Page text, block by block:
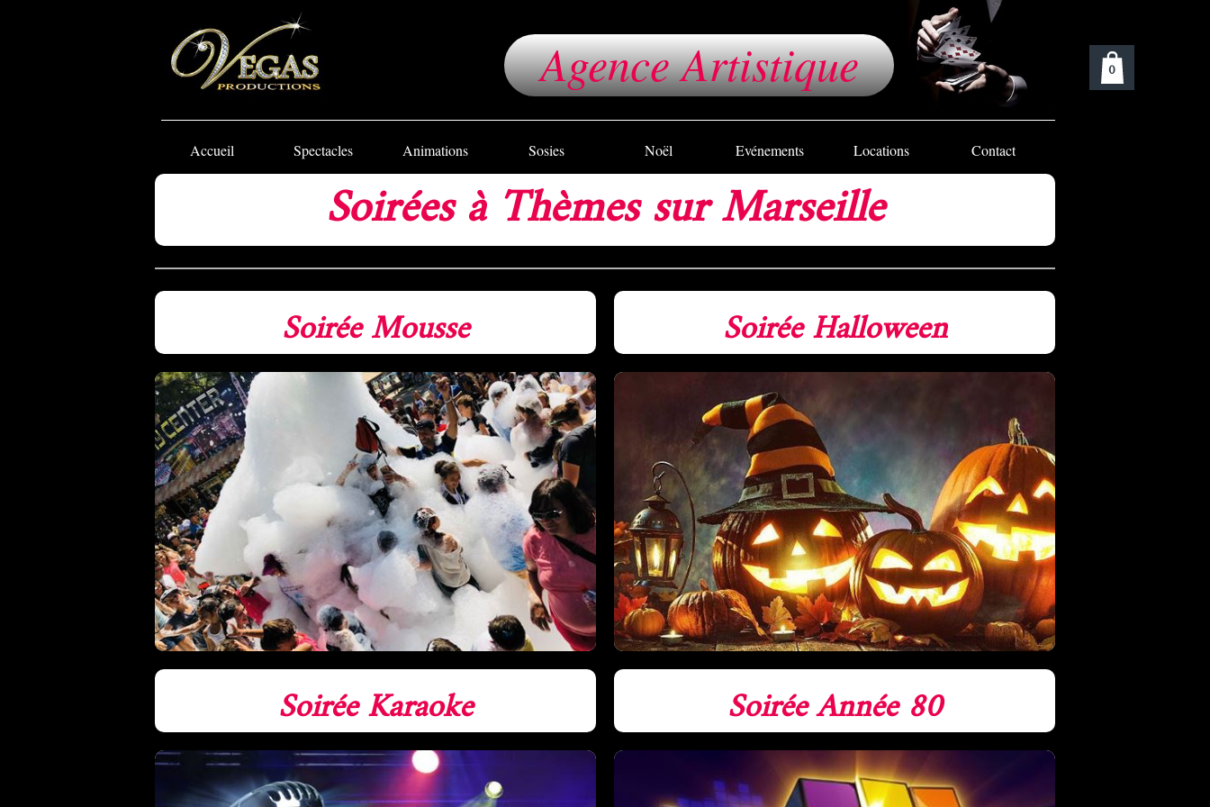
Agence Artistique
Accueil Spectacles Animations Sosies Noël Evénements Locations Contact
Soirées à Thèmes sur Marseille
Soirée Mousse Soirée ​Halloween
Soirée Karaoke Soirée Année 80
0